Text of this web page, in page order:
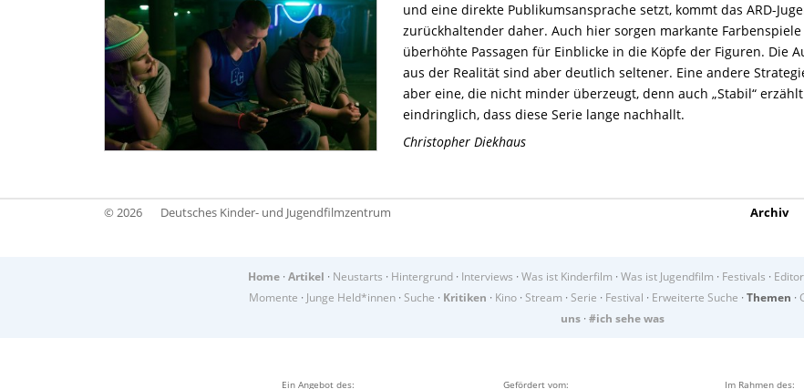
und eine direkte Publikumsansprache setzt, kommt das ARD-
zurückhaltender daher. Auch hier sorgen markante
überhöhte Passagen für Einblicke in die Köpfe der Figuren. Die
aus der Realität sind aber deutlich seltener. Eine andere
aber eine, die nicht minder überzeugt, denn auch „Stabil“
eindringlich, dass diese Serie lange nachhallt.
Christopher Diekhaus
© 2026 Deutsches Kinder- und Jugendfilmzentrum Archiv
Home · Artikel · Neustarts · Hintergrund · Interviews · Was ist Kinderfilm · Was ist Jugendfilm · Festivals ·
Momente · Junge Held*innen· Suche · Kritiken · Kino· Stream · Serie · Festival · Erweiterte Suche · Themen ·
uns · #ich sehe was
Ein Angebot des: Gefördert vom: Im Rahmen des: